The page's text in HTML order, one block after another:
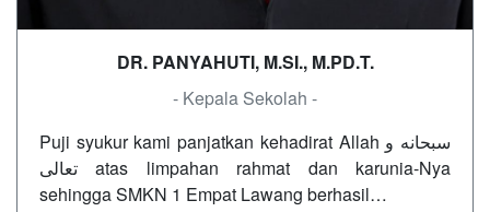
DR. PANYAHUTI, M.SI., M.PD.T.
- Kepala Sekolah -
Puji syukur kami panjatkan kehadirat Allah سبحانه و
تعالى atas limpahan rahmat dan karunia-Nya
sehingga SMKN 1 Empat Lawang berhasil…